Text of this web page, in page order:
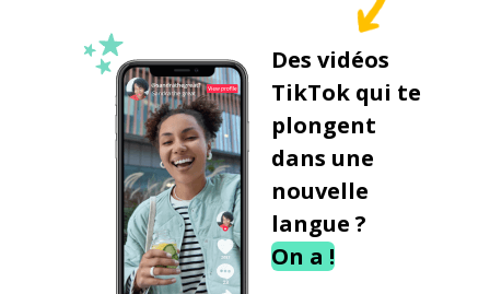
Des vidéos
TikTok qui te
plongent
dans une
nouvelle
langue ?
On a !